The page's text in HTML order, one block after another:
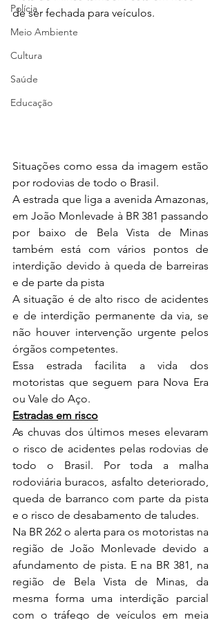
Polícia
Meio Ambiente
Cultura
Saúde
Educação
de ser fechada para veículos.
Situações como essa da imagem estão
por rodovias de todo o Brasil.
A estrada que liga a avenida Amazonas,
em João Monlevade à BR 381 passando
por baixo de Bela Vista de Minas
também está com vários pontos de
interdição devido à queda de barreiras
e de parte da pista
A situação é de alto risco de acidentes
e de interdição permanente da via, se
não houver intervenção urgente pelos
órgãos competentes.
Essa estrada facilita a vida dos
motoristas que seguem para Nova Era
ou Vale do Aço.
Estradas em risco
As chuvas dos últimos meses elevaram
o risco de acidentes pelas rodovias de
todo o Brasil. Por toda a malha
rodoviária buracos, asfalto deteriorado,
queda de barranco com parte da pista
e o risco de desabamento de taludes.
Na BR 262 o alerta para os motoristas na
região de João Monlevade devido a
afundamento de pista. E na BR 381, na
região de Bela Vista de Minas, da
mesma forma uma interdição parcial
com o tráfego de veículos em meia